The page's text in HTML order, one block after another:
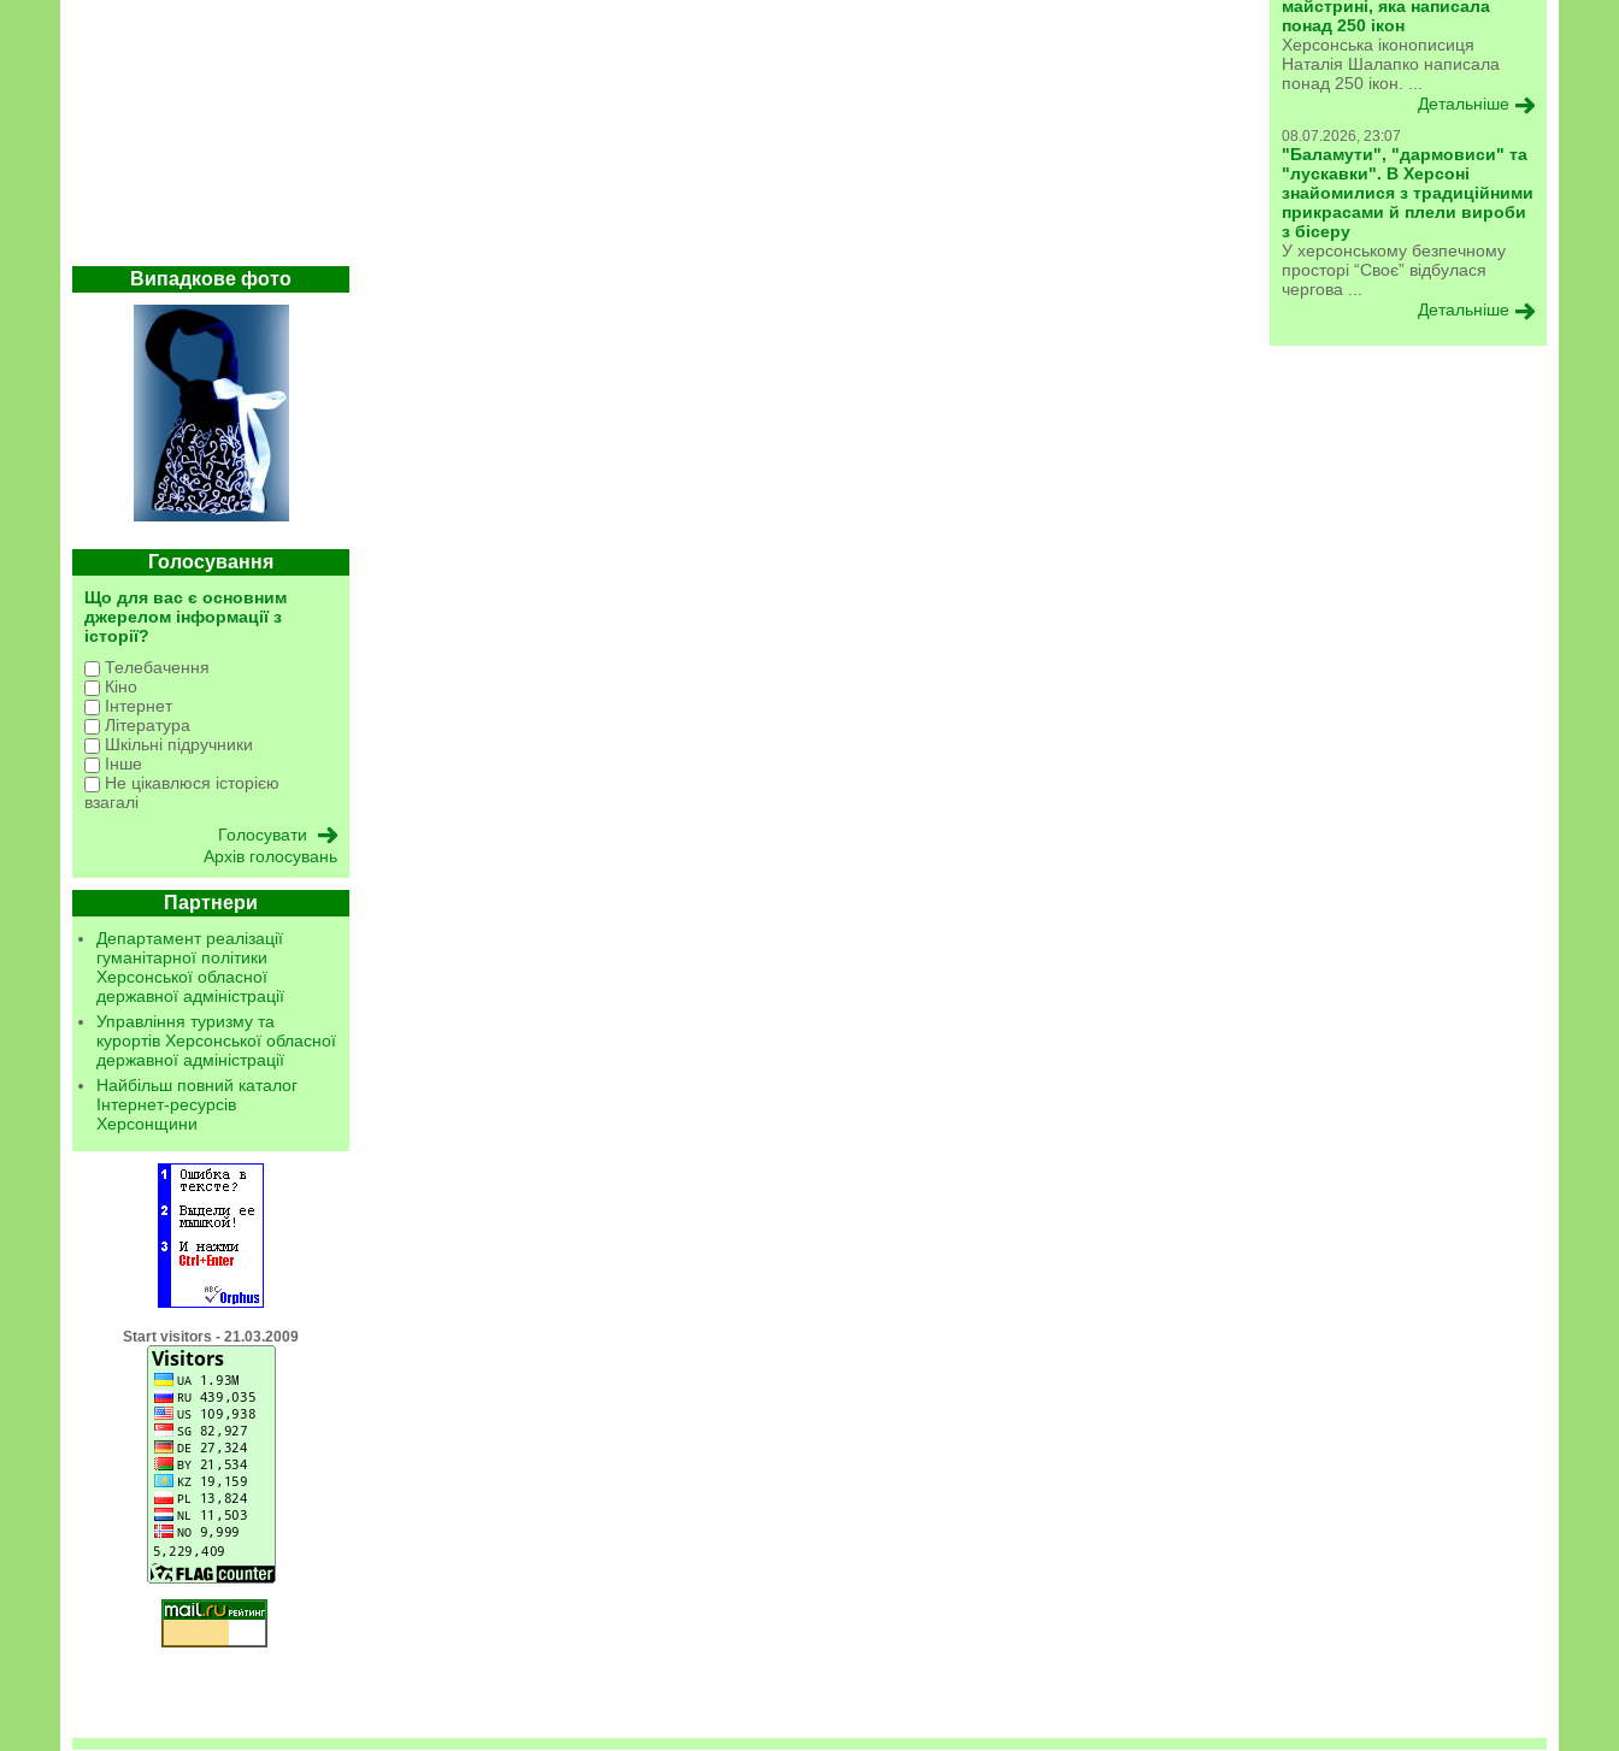
Випадкове фото
Голосування
Що для вас є основним
джерелом інформації з
історії?
Телебачення
Кіно
Інтернет
Література
Шкільні підручники
Інше
Не цікавлюся історією
взагалі
Архів голосувань
Партнери
Департамент реалізації
гуманітарної політики
Херсонської обласної
державної адміністрації
Управління туризму та
курортів Херсонської обласної
державної адміністрації
Найбільш повний каталог
Інтернет-ресурсів
Херсонщини
Start visitors - 21.03.2009
майстрині, яка написала
понад 250 ікон
Херсонська іконописиця
Наталія Шалапко написала
понад 250 ікон. ...
Детальніше
08.07.2026, 23:07
"Баламути", "дармовиси" та
"лускавки". В Херсоні
знайомилися з традиційними
прикрасами й плели вироби
з бісеру
У херсонському безпечному
просторі “Своє” відбулася
чергова ...
Детальніше